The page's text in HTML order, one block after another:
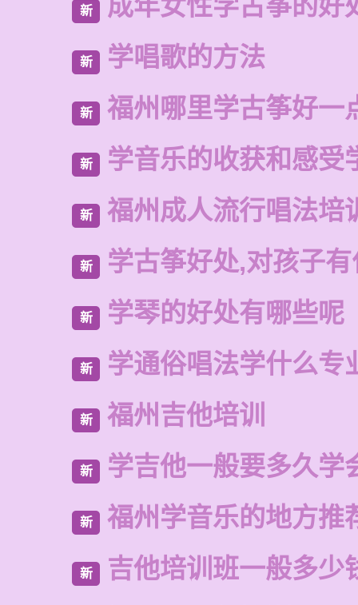
新 成年女性学古筝的好
新 学唱歌的方法
新 福州哪里学古筝好一
新 学音乐的收获和感受
新 福州成人流行唱法培
新 学古筝好处,对孩子
新 学琴的好处有哪些呢
新 学通俗唱法学什么专
新 福州吉他培训
新 学吉他一般要多久学
新 福州学音乐的地方推
新 吉他培训班一般多少